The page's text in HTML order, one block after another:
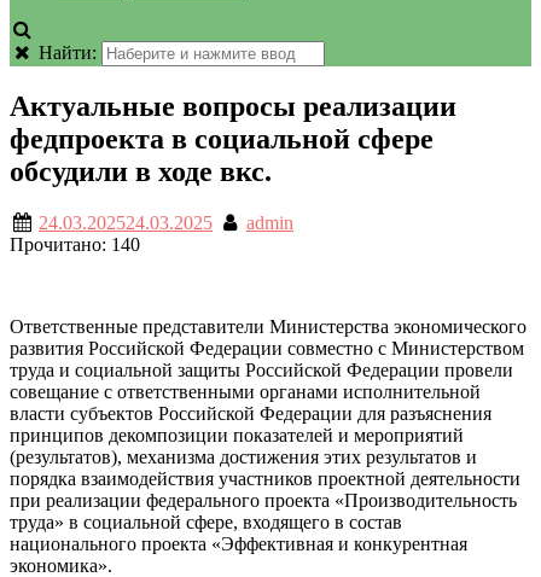
Найти:
Актуальные вопросы реализации
федпроекта в социальной сфере
обсудили в ходе вкс.
24.03.202524.03.2025
admin
Прочитано: 140
Ответственные представители Министерства экономического
развития Российской Федерации совместно с Министерством
труда и социальной защиты Российской Федерации провели
совещание с ответственными органами исполнительной
власти субъектов Российской Федерации для разъяснения
принципов декомпозиции показателей и мероприятий
(результатов), механизма достижения этих результатов и
порядка взаимодействия участников проектной деятельности
при реализации федерального проекта «Производительность
труда» в социальной сфере, входящего в состав
национального проекта «Эффективная и конкурентная
экономика».